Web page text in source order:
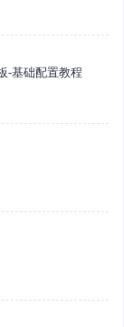
-基础配置教程